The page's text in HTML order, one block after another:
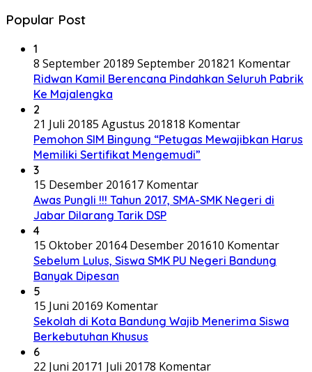
Popular Post
1
8 September 20189 September 201821 Komentar
Ridwan Kamil Berencana Pindahkan Seluruh Pabrik
Ke Majalengka
2
21 Juli 20185 Agustus 201818 Komentar
Pemohon SIM Bingung “Petugas Mewajibkan Harus
Memiliki Sertifikat Mengemudi”
3
15 Desember 201617 Komentar
Awas Pungli !!! Tahun 2017, SMA-SMK Negeri di
Jabar Dilarang Tarik DSP
4
15 Oktober 20164 Desember 201610 Komentar
Sebelum Lulus, Siswa SMK PU Negeri Bandung
Banyak Dipesan
5
15 Juni 20169 Komentar
Sekolah di Kota Bandung Wajib Menerima Siswa
Berkebutuhan Khusus
6
22 Juni 20171 Juli 20178 Komentar